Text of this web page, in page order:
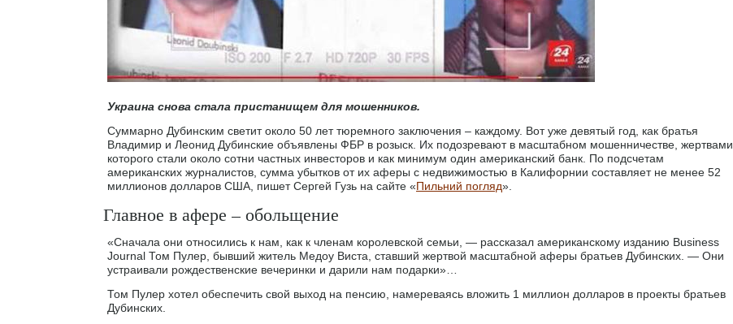
Украина снова стала пристанищем для мошенников.
Суммарно Дубинским светит около 50 лет тюремного заключения – каждому. Вот уже девятый год, как братья
Владимир и Леонид Дубинские объявлены ФБР в розыск. Их подозревают в масштабном мошенничестве, жертвами
которого стали около сотни частных инвесторов и как минимум один американский банк. По подсчетам
американских журналистов, сумма убытков от их аферы с недвижимостью в Калифорнии составляет не менее 52
миллионов долларов США, пишет Сергей Гузь на сайте «Пильний погляд».
Главное в афере – обольщение
«Сначала они относились к нам, как к членам королевской семьи, — рассказал американскому изданию Business
Journal Том Пулер, бывший житель Медоу Виста, ставший жертвой масштабной аферы братьев Дубинских. — Они
устраивали рождественские вечеринки и дарили нам подарки»…
Том Пулер хотел обеспечить свой выход на пенсию, намереваясь вложить 1 миллион долларов в проекты братьев
Дубинских.